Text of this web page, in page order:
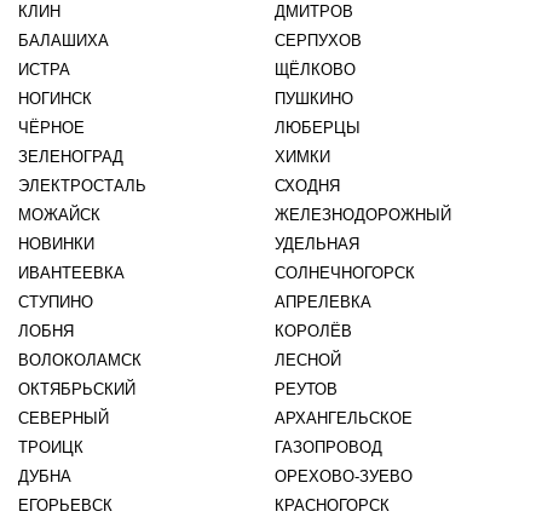
КЛИН
ДМИТРОВ
БАЛАШИХА
СЕРПУХОВ
ИСТРА
ЩЁЛКОВО
НОГИНСК
ПУШКИНО
ЧЁРНОЕ
ЛЮБЕРЦЫ
ЗЕЛЕНОГРАД
ХИМКИ
ЭЛЕКТРОСТАЛЬ
СХОДНЯ
МОЖАЙСК
ЖЕЛЕЗНОДОРОЖНЫЙ
НОВИНКИ
УДЕЛЬНАЯ
ИВАНТЕЕВКА
СОЛНЕЧНОГОРСК
СТУПИНО
АПРЕЛЕВКА
ЛОБНЯ
КОРОЛЁВ
ВОЛОКОЛАМСК
ЛЕСНОЙ
ОКТЯБРЬСКИЙ
РЕУТОВ
СЕВЕРНЫЙ
АРХАНГЕЛЬСКОЕ
ТРОИЦК
ГАЗОПРОВОД
ДУБНА
ОРЕХОВО-ЗУЕВО
ЕГОРЬЕВСК
КРАСНОГОРСК